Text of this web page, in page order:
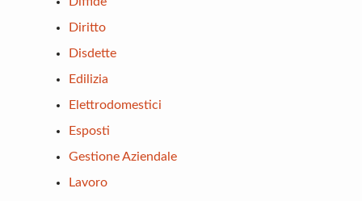
Diritto
Disdette
Edilizia
Elettrodomestici
Esposti
Gestione Aziendale
Lavoro